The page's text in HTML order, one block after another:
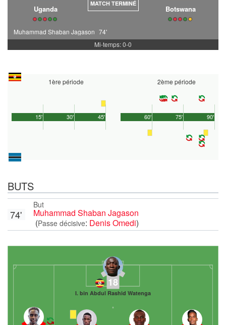
Uganda
MATCH TERMINÉ
Botswana
Muhammad Shaban Jagason 74'
Mi-temps: 0-0
1ère période
45'
15' 30'
2ème période
90'
60' 75'
BUTS
But
Muhammad Shaban Jagason
(Passe décisive: Denis Omedi)
74'
18
I. bin Abdul Rashid Watenga